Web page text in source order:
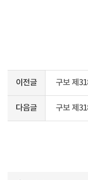
이전글 구보 제
다음글 구보 제